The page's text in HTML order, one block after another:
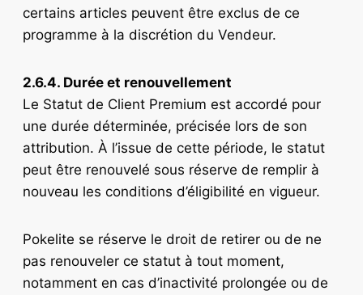
certains articles peuvent être exclus de ce
programme à la discrétion du Vendeur.
2.6.4. Durée et renouvellement
Le Statut de Client Premium est accordé pour
une durée déterminée, précisée lors de son
attribution. À l’issue de cette période, le statut
peut être renouvelé sous réserve de remplir à
nouveau les conditions d’éligibilité en vigueur.
Pokelite se réserve le droit de retirer ou de ne
pas renouveler ce statut à tout moment,
notamment en cas d’inactivité prolongée ou de